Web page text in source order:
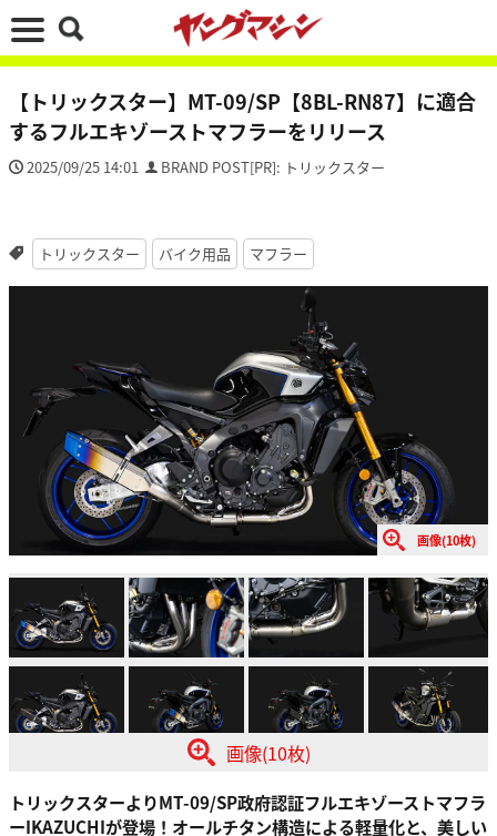
【トリックスター】MT-09/SP【8BL-RN87】に適合
するフルエキゾーストマフラーをリリース
2025/09/25 14:01 BRAND POST[PR]: トリックスター
トリックスター バイク用品 マフラー
画像(10枚)
画像(10枚)
トリックスターよりMT-09/SP政府認証フルエキゾーストマフラ
ーIKAZUCHIが登場！オールチタン構造による軽量化と、美しい